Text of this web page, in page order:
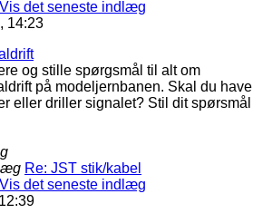
Vis det seneste indlæg
14:23
og stille spørgsmål til alt om
på modeljernbanen. Skal du have
eller driller signalet? Stil dit spørsmål
Re: JST stik/kabel
Vis det seneste indlæg